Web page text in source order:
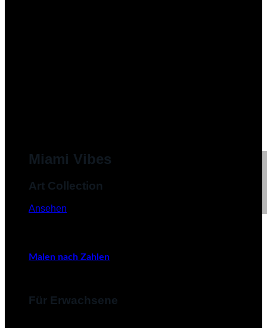
Miami Vibes
Art Collection
Ansehen
Malen nach Zahlen
Für Erwachsene